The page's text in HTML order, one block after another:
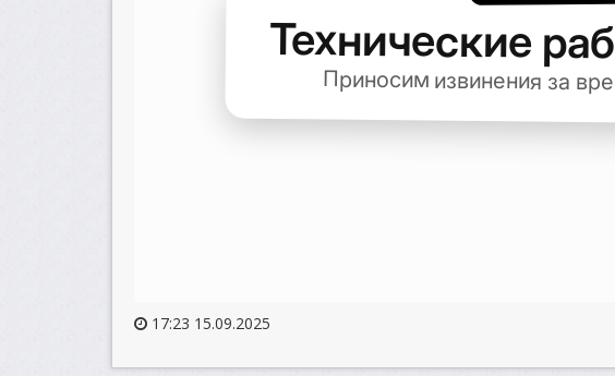
17:23 15.09.2025